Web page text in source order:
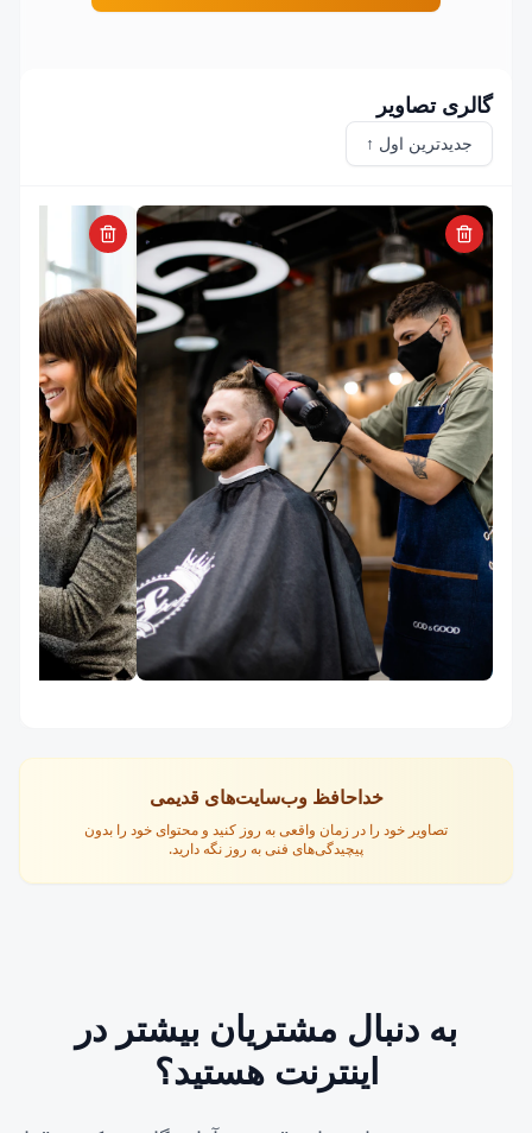
گالری تصاویر
جدیدترین اول ↑
خداحافظ وب‌سایت‌های قدیمی
تصاویر خود را در زمان واقعی به روز کنید و محتوای خود را بدون
پیچیدگی‌های فنی به روز نگه دارید.
به دنبال مشتریان بیشتر در
اینترنت هستید؟